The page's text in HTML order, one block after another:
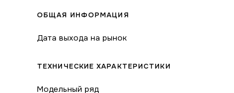
ОБЩАЯ ИНФОРМАЦИЯ
Дата выхода на рынок
ТЕХНИЧЕСКИЕ ХАРАКТЕРИСТИКИ
Модельный ряд